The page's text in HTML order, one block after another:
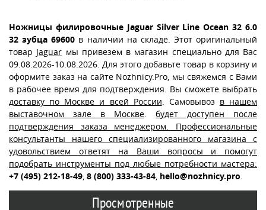
Ножницы филировочные Jaguar Silver Line Ocean 32 6.0
32 зубца 69600 в наличии на складе. Этот оригинальный
товар Jaguar мы привезем в магазин специально для Вас
09.08.2026-10.08.2026. Для этого добавьте товар в корзину и
оформите заказ на сайте Nozhnicy.Pro, мы свяжемся с Вами
в рабочее время для подтверждения. Вы сможете выбрать
доставку по Москве и всей России . Самовывоз в нашем
выставочном зале в Москве
будет доступен после
подтверждения заказа менеджером. Профессиональные
консультанты нашего специализированного магазина с
удовольствием ответят на Ваши вопросы и помогут
подобрать инструменты под любые потребности мастера:
+7 (495) 212-18-49 8 (800) 333-43-84 hello@nozhnicy.pro
Просмотренные